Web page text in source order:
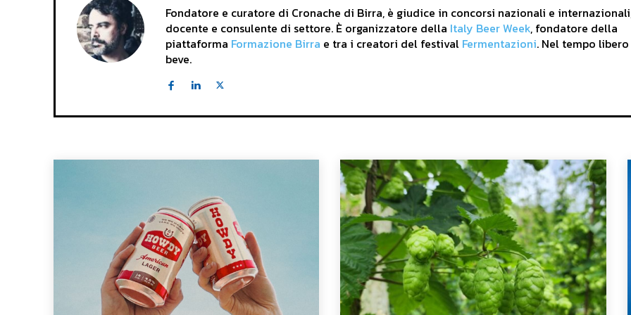
Fondatore e curatore di Cronache di Birra, è giudice in concorsi nazionali e
docente e consulente di settore. È organizzatore della Italy Beer Week, fondatore della
piattaforma Formazione Birra e tra i creatori del festival Fermentazioni. Nel tempo libero
beve.